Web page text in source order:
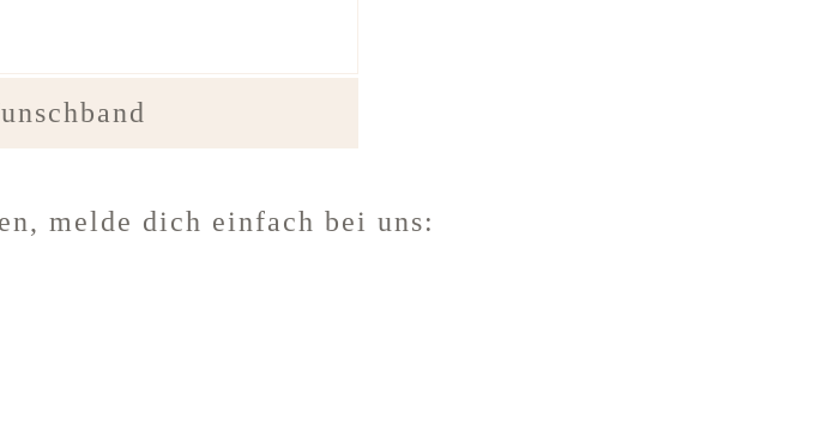
melde dich einfach bei uns: